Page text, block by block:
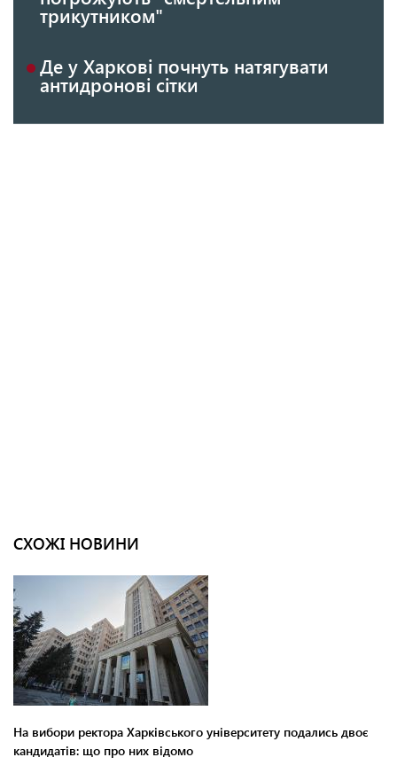
трикутником"
Де у Харкові почнуть натягувати
антидронові сітки
СХОЖІ НОВИНИ
На вибори ректора Харківського університету подались двоє
кандидатів: що про них відомо